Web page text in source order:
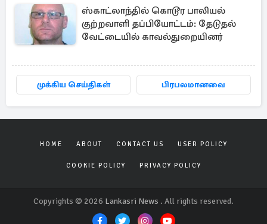
ஸ்காட்லாந்தில் கொடூர பாலியல்
குற்றவாளி தப்பியோட்டம்: தேடுதல்
வேட்டையில் காவல்துறையினர்
முக்கிய செய்திகள் பிரபலமானவை
HOME ABOUT CONTACT US USER POLICY
COOKIE POLICY PRIVACY POLICY
Copyrights © 2026 Lankasri News . All rights reserved.